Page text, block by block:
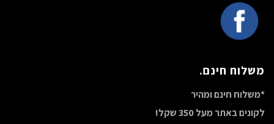
משלוח חינם.
*משלוח חינם ומהיר
לקונים באתר מעל 350 שקל!